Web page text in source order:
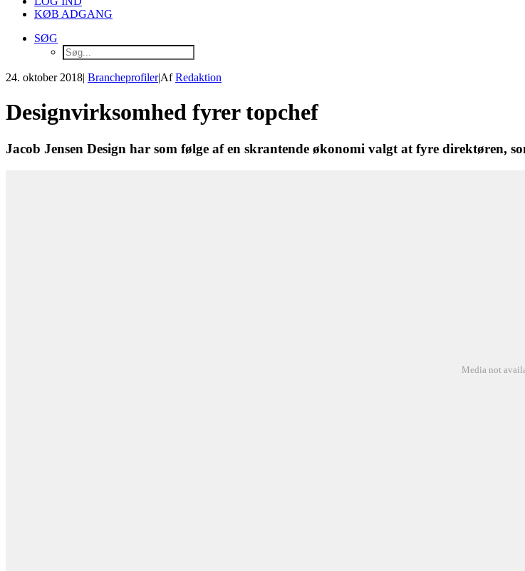
KØB ADGANG
SØG
24. oktober 2018| Brancheprofiler|AfRedaktion
Designvirksomhed fyrer topchef
Jacob Jensen Design har som følge af en skrantende økonomi valgt at fyre direktøren,
Media not